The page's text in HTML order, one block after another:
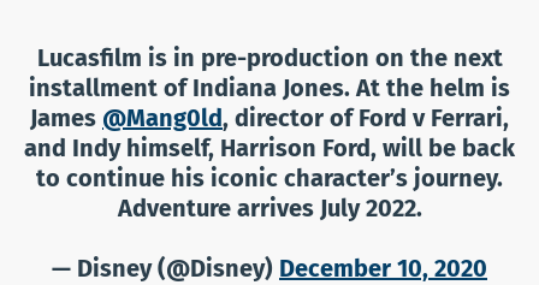
Lucasfilm is in pre-production on the next
installment of Indiana Jones. At the helm is
James @Mang0ld, director of Ford v Ferrari,
and Indy himself, Harrison Ford, will be back
to continue his iconic character’s journey.
Adventure arrives July 2022.
— Disney (@Disney) December 10, 2020